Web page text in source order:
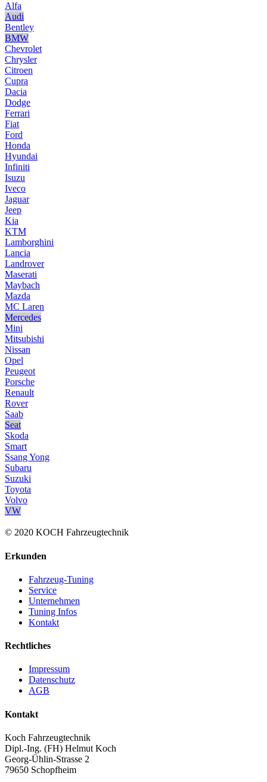
Alfa
Audi
Bentley
BMW
Chevrolet
Chrysler
Citroen
Cupra
Dacia
Dodge
Ferrari
Fiat
Ford
Honda
Hyundai
Infiniti
Isuzu
Iveco
Jaguar
Jeep
Kia
KTM
Lamborghini
Lancia
Landrover
Maserati
Maybach
Mazda
MC Laren
Mercedes
Mini
Mitsubishi
Nissan
Opel
Peugeot
Porsche
Renault
Rover
Saab
Seat
Skoda
Smart
Ssang Yong
Subaru
Suzuki
Toyota
Volvo
VW
© 2020 KOCH Fahrzeugtechnik
Erkunden
Fahrzeug-Tuning
Service
Unternehmen
Tuning Infos
Kontakt
Rechtliches
Impressum
Datenschutz
AGB
Kontakt
Koch Fahrzeugtechnik
Dipl.-Ing. (FH) Helmut Koch
Georg-Ühlin-Strasse 2
79650 Schopfheim